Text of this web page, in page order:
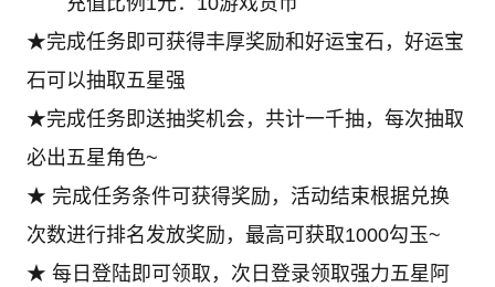
★完成任务即可获得丰厚奖励和好运宝石，好运宝
石可以抽取五星强
★完成任务即送抽奖机会，共计一千抽，每次抽取
必出五星角色~
★ 完成任务条件可获得奖励，活动结束根据兑换
次数进行排名发放奖励，最高可获取1000勾玉~
★ 每日登陆即可领取，次日登录领取强力五星阿